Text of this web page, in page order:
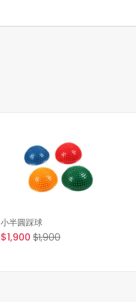
小半圓踩球
$1,900 $1,900